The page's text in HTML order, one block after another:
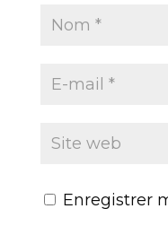
Enregistrer